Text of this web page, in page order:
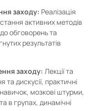
заходу: Реалізація
активних методів
обговорень та
результатів
заходу: Лекції та
та дискусії, практичні
мозкові штурми,
в групах, динамічні